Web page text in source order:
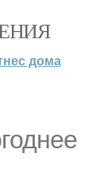
дома